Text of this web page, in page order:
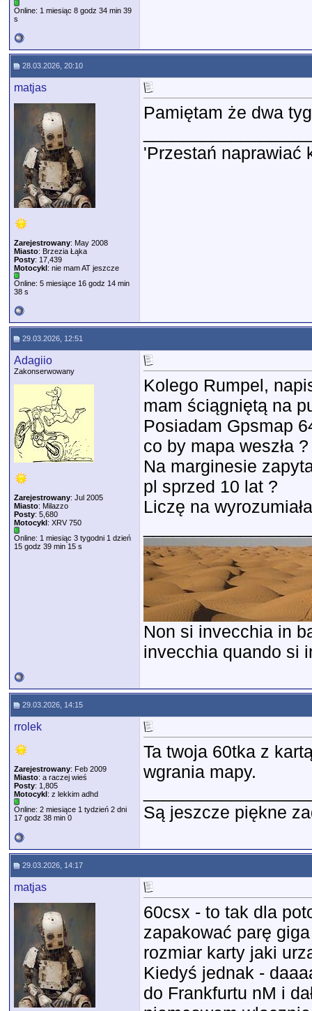
Online: 1 miesiąc 8 godz 34 min 39
s
28.03.2026, 20:10
matjas
Zarejestrowany: May 2008
Miasto: Brzezia Łąka
Posty: 17,439
Motocykl: nie mam AT jeszcze
Online: 5 miesiące 16 godz 14 min
38 s
Pamiętam że dwa
'Przestań naprawiać
29.03.2026, 12:51
Adagiio
Zakonserwowany
Zarejestrowany: Jul 2005
Miasto: Milazzo
Posty: 5,680
Motocykl: XRV 750
Online: 1 miesiąc 3 tygodni 1 dzień
15 godz 39 min 15 s
Kolego Rumpel,
mam ściągniętą na
Posiadam Gpsmap
co by mapa weszła ?
Na marginesie
pl sprzed 10 lat ?
Liczę na
Non si invecchia in
invecchia quando si
29.03.2026, 14:15
rrolek
Zarejestrowany: Feb 2009
Miasto: a raczej wieś
Posty: 1,805
Motocykl: z lekkim adhd
Online: 2 miesiące 1 tydzień 2 dni
17 godz 38 min 0
Ta twoja 60tka z
wgrania mapy.
Są jeszcze piękne
29.03.2026, 14:17
matjas
60csx - to tak dla
zapakować parę
rozmiar karty jaki
Kiedyś jednak -
do Frankfurtu nM i